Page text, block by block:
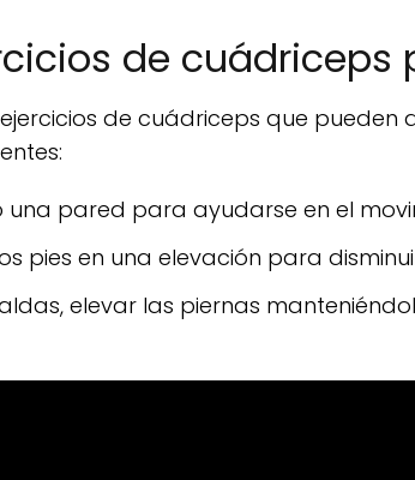
de
ejercicios de cuádriceps que
una pared para ayudarse en el
pies en una elevación para
elevar las piernas